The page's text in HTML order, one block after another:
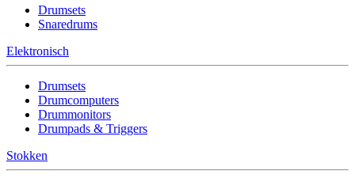
Drumsets
Snaredrums
Elektronisch
Drumsets
Drumcomputers
Drummonitors
Drumpads & Triggers
Stokken